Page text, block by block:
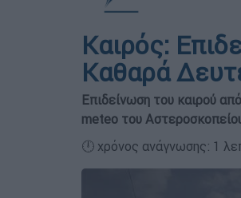
Καιρός:
Καθαρά
Επιδείνωση του καιρού
meteo του
🕛 χρόνος ανάγνωσης: 1